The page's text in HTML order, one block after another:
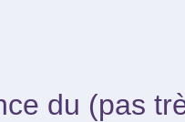
du (pas